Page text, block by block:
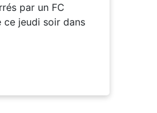
par un FC
ce jeudi soir dans